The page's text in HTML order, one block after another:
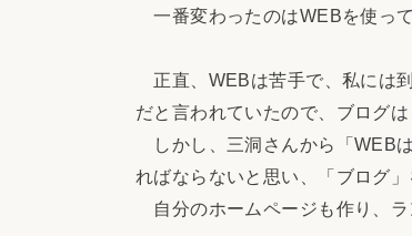
一番変わったのはWEBを使っ
正直、WEBは苦手で、私には
だと言われていたので、ブログ
しかし、三洞さんから「WEB
ればならないと思い、「ブログ」
自分のホームページも作り、ラ